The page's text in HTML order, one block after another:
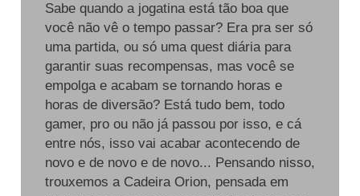
Sabe quando a jogatina está tão boa que
você não vê o tempo passar? Era pra ser só
uma partida, ou só uma quest diária para
garantir suas recompensas, mas você se
empolga e acabam se tornando horas e
horas de diversão? Está tudo bem, todo
gamer, pro ou não já passou por isso, e cá
entre nós, isso vai acabar acontecendo de
novo e de novo e de novo... Pensando nisso,
trouxemos a Cadeira Orion, pensada em